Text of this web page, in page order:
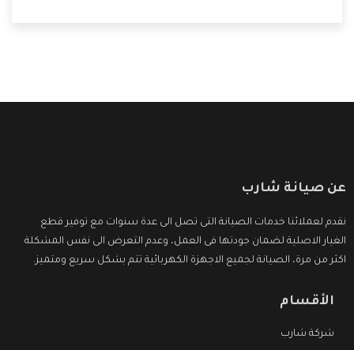
عن صيانة شارب
نقدم لعملائنا خدمات الصيانة التى تصل الى عدة سنوات مع توفير قطع
الغيار الاصلية لضمان جودتها فى العمل، وعدم التعرض الى نفس المشكلة
اكثر من مرة، الصيانة لجميع الاجهزة الكهربائية تتم بشكل سريع ومتميز.
الأقسام
شركة شارب